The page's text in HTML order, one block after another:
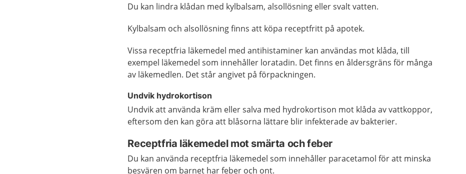
Du kan lindra klådan med kylbalsam, alsollösning eller svalt vatten.
Kylbalsam och alsollösning finns att köpa receptfritt på apotek.
Vissa receptfria läkemedel med antihistaminer kan användas mot klåda, till
exempel läkemedel som innehåller loratadin. Det finns en åldersgräns för många
av läkemedlen. Det står angivet på förpackningen.
Undvik hydrokortison
Undvik att använda kräm eller salva med hydrokortison mot klåda av vattkoppor,
eftersom den kan göra att blåsorna lättare blir infekterade av bakterier.
Receptfria läkemedel mot smärta och feber
Du kan använda receptfria läkemedel som innehåller paracetamol för att minska
besvären om barnet har feber och ont.